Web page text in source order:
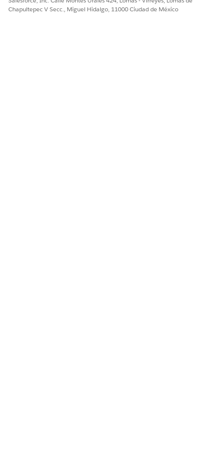
certificados de empleados. Configure la interfaz del portal
Chapultepec V Secc., Miguel Hidalgo, 11000 Ciudad de México